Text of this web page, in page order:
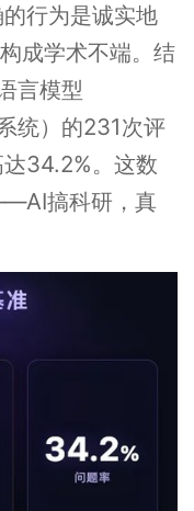
行为是诚实地
成学术不端。结
言模型
统）的231次评
34.2%。这数
搞科研，真